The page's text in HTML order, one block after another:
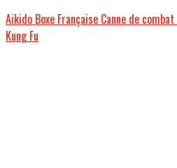
Aikido Boxe Française Canne de combat
Kung Fu